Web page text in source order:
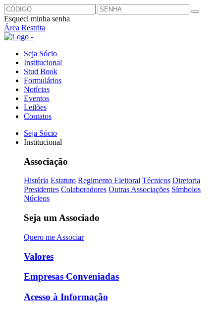
Esqueci minha senha
Área Restrita
Seja Sócio
Institucional
Stud Book
Formulários
Notícias
Eventos
Leilões
Contatos
Seja Sócio
Institucional
Associação
História Estatuto Regimento Eleitoral Técnicos Diretoria
Presidentes Colaboradores Outras Associações Símbolos
Núcleos
Seja um Associado
Quero me Associar
Valores
Empresas Conveniadas
Acesso à Informação